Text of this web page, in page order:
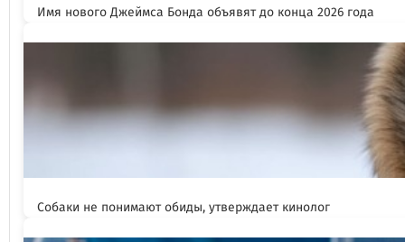
Имя нового Джеймса Бонда объявят до конца 2026 года
Собаки не понимают обиды, утверждает кинолог